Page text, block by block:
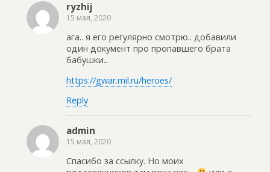
ryzhij
15 мая, 2020
ага.. я его регулярно смотрю.. добавили
один документ про пропавшего брата
бабушки..
https://gwar.mil.ru/heroes/
Reply
admin
15 мая, 2020
Спасибо за ссылку. Но моих